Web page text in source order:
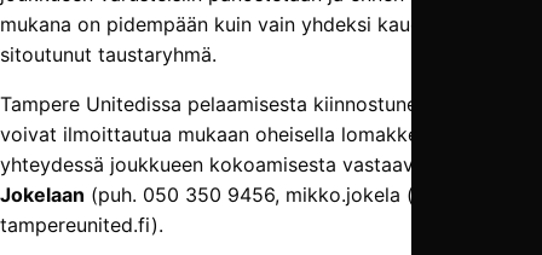
mukana on pidempään kuin vain yhdeksi kaudeksi
sitoutunut taustaryhmä.
Tampere Unitedissa pelaamisesta kiinnostuneet pelaajat
voivat ilmoittautua mukaan oheisella lomakkeella tai olla
yhteydessä joukkueen kokoamisesta vastaavaan
Jokelaan (puh. 050 350 9456, mikko.jokela (ät)
tampereunited.fi).